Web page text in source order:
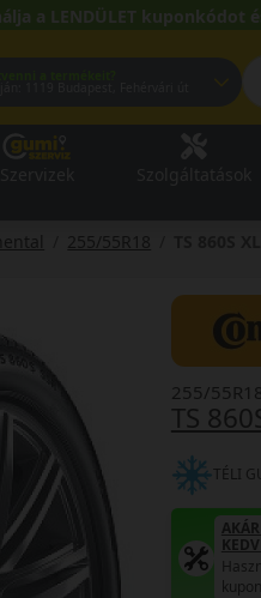
a LENDÜLET kuponkódot
255/55R18
TS
255/55R18
TÉLI